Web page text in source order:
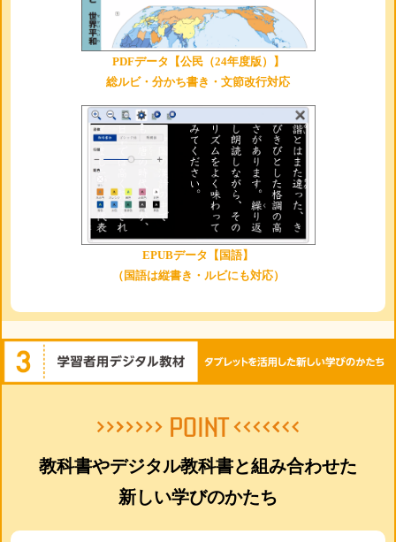
PDFデータ【公民（24年度版）】
総ルビ・分かち書き・文節改行対応
EPUBデータ【国語】
（国語は縦書き・ルビにも対応）
教科書やデジタル教科書と組み合わせた
新しい学びのかたち